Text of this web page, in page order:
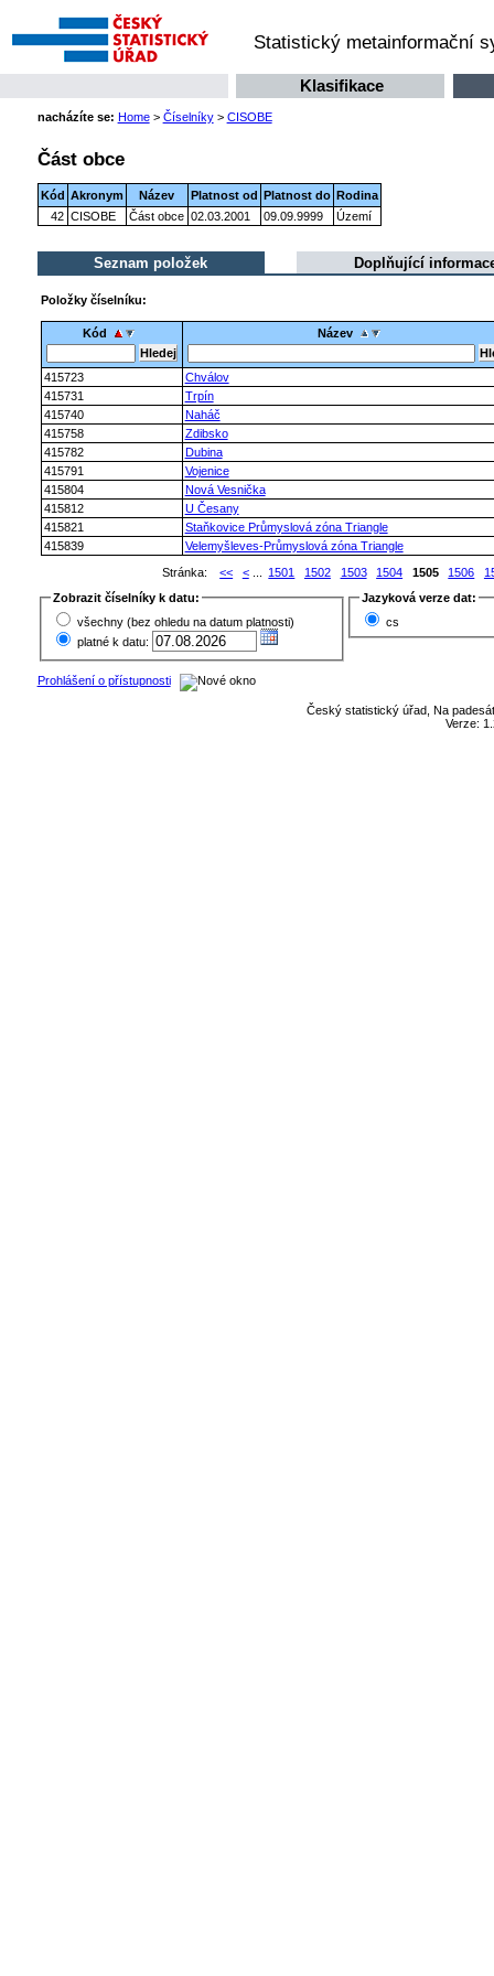
Statistický metainformační
Klasifikace
nacházíte se: Home> Číselníky> CISOBE
Část obce
Kód Akronym Název Platnost od Platnost do Rodina
42 CISOBE Část obce 02.03.2001 09.09.9999 Území
Seznam položek Doplňující
Položky číselníku:
Kód Název
415723
Chválov
415731
Trpín
415740
Naháč
415758
Zdibsko
415782
Dubina
415791
Vojenice
415804
Nová Vesnička
415812
U Česany
415821
Staňkovice Průmyslová zóna Triangle
415839
Velemyšleves-Průmyslová zóna Triangle
Stránka:
<< <... 1501 1502 1503 1504 1505 1506
Zobrazit číselníky k datu:
všechny (bez ohledu na datum platnosti)
platné k datu:
Jazyková verze dat:
cs
Prohlášení o přístupnosti
Český statistický úřad, Na
Verze: